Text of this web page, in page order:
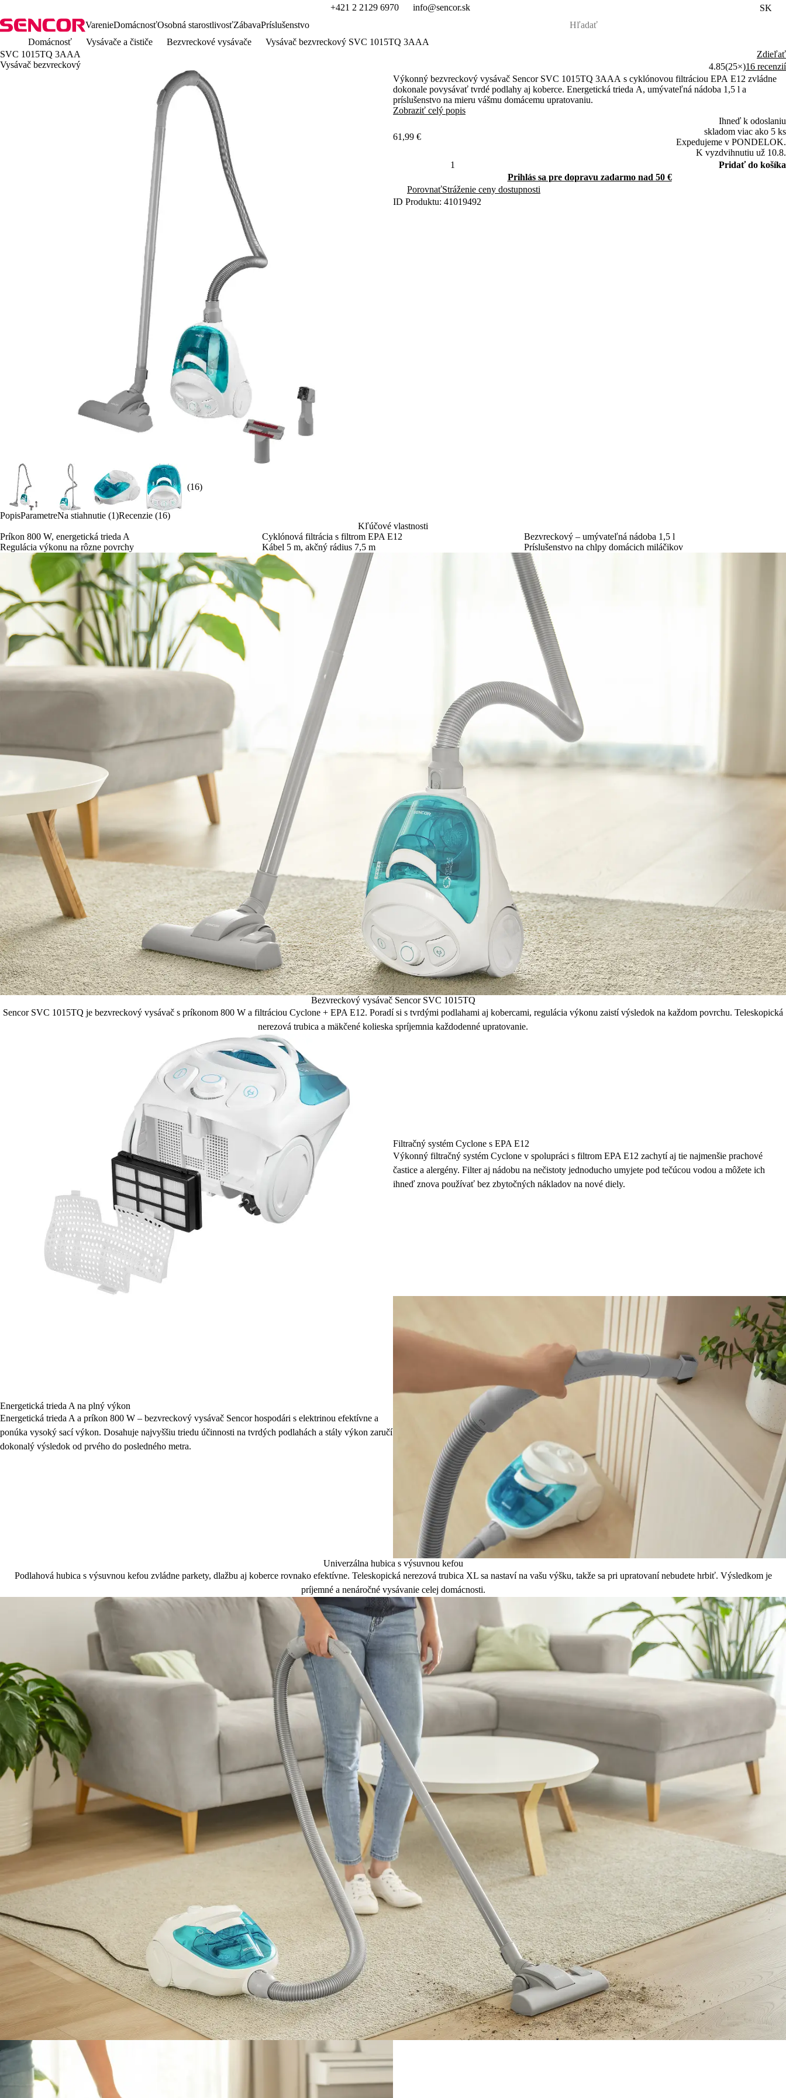
+421 2 2129 6970 info@sencor.sk
SK
VarenieDomácnosťOsobná starostlivosťZábavaPríslušenstvo
Domácnosť
Vysávače a čističe Bezvreckové vysávače
Vysávač bezvreckový SVC 1015TQ 3AAA
SVC 1015TQ 3AAA
Vysávač bezvreckový
(16)
Zdieľať
4.85(25×)16 recenzií
Výkonný bezvreckový vysávač Sencor SVC 1015TQ 3AAA s cyklónovou filtráciou EPA E12 zvládne
dokonale povysávať tvrdé podlahy aj koberce. Energetická trieda A, umývateľná nádoba 1,5 l a
príslušenstvo na mieru vášmu domácemu upratovaniu.
Zobraziť celý popis
61,99 €
Ihneď k odoslaniu
skladom viac ako 5 ks
Expedujeme v PONDELOK.
K vyzdvihnutiu už 10.8.
Pridať do košíka
Prihlás sa pre dopravu zadarmo nad 50 €
PorovnaťStráženie ceny dostupnosti
ID Produktu: 41019492
PopisParametreNa stiahnutie (1)Recenzie (16)
Kľúčové vlastnosti
Príkon 800 W, energetická trieda A
Cyklónová filtrácia s filtrom EPA E12
Bezvreckový – umývateľná nádoba 1,5 l
Regulácia výkonu na rôzne povrchy
Kábel 5 m, akčný rádius 7,5 m Príslušenstvo na chlpy domácich miláčikov
Bezvreckový vysávač Sencor SVC 1015TQ
Sencor SVC 1015TQ je bezvreckový vysávač s príkonom 800 W a filtráciou Cyclone + EPA E12. Poradí si s tvrdými podlahami aj kobercami, regulácia výkonu zaistí výsledok na každom povrchu. Teleskopická
nerezová trubica a mäkčené kolieska spríjemnia každodenné upratovanie.
Filtračný systém Cyclone s EPA E12
Výkonný filtračný systém Cyclone v spolupráci s filtrom EPA E12 zachytí aj tie najmenšie prachové
častice a alergény. Filter aj nádobu na nečistoty jednoducho umyjete pod tečúcou vodou a môžete ich
ihneď znova používať bez zbytočných nákladov na nové diely.
Energetická trieda A na plný výkon
Energetická trieda A a príkon 800 W – bezvreckový vysávač Sencor hospodári s elektrinou efektívne a
ponúka vysoký sací výkon. Dosahuje najvyššiu triedu účinnosti na tvrdých podlahách a stály výkon zaručí
dokonalý výsledok od prvého do posledného metra.
Univerzálna hubica s výsuvnou kefou
Podlahová hubica s výsuvnou kefou zvládne parkety, dlažbu aj koberce rovnako efektívne. Teleskopická nerezová trubica XL sa nastaví na vašu výšku, takže sa pri upratovaní nebudete hrbiť. Výsledkom je
príjemné a nenáročné vysávanie celej domácnosti.